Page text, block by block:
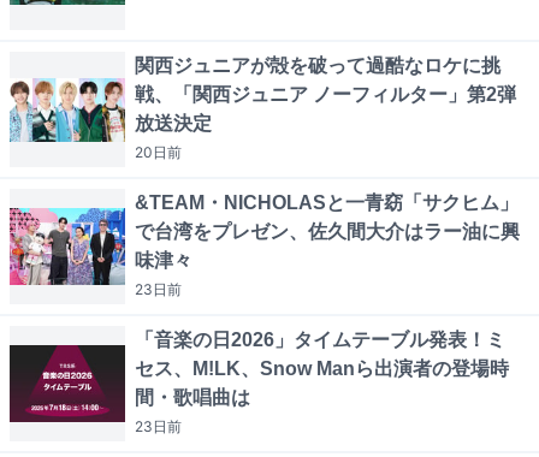
関西ジュニアが殻を破って過酷なロケに挑
戦、「関西ジュニア ノーフィルター」第2弾
放送決定
20日前
&TEAM・NICHOLASと一青窈「サクヒム」
で台湾をプレゼン、佐久間大介はラー油に興
味津々
23日前
「音楽の日2026」タイムテーブル発表！ミ
セス、M!LK、Snow Manら出演者の登場時
間・歌唱曲は
23日前